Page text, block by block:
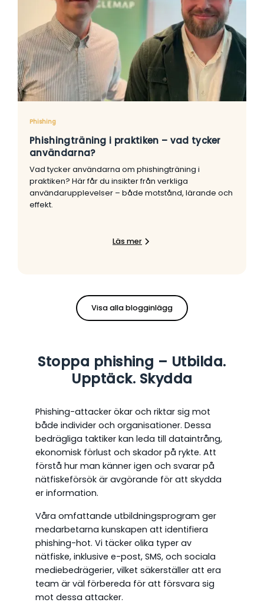
Phishing
Phishingträning i praktiken – vad tycker
användarna?
Vad tycker användarna om phishingträning i
praktiken? Här får du insikter från verkliga
användarupplevelser – både motstånd, lärande och
effekt.
Läs mer
Visa alla blogginlägg
Stoppa phishing – Utbilda.
Upptäck. Skydda
Phishing-attacker ökar och riktar sig mot
både individer och organisationer. Dessa
bedrägliga taktiker kan leda till dataintrång,
ekonomisk förlust och skador på rykte. Att
förstå hur man känner igen och svarar på
nätfiskeförsök är avgörande för att skydda
er information.
Våra omfattande utbildningsprogram ger
medarbetarna kunskapen att identifiera
phishing-hot. Vi täcker olika typer av
nätfiske, inklusive e-post, SMS, och sociala
mediebedrägerier, vilket säkerställer att era
team är väl förbereda för att försvara sig
mot dessa attacker.